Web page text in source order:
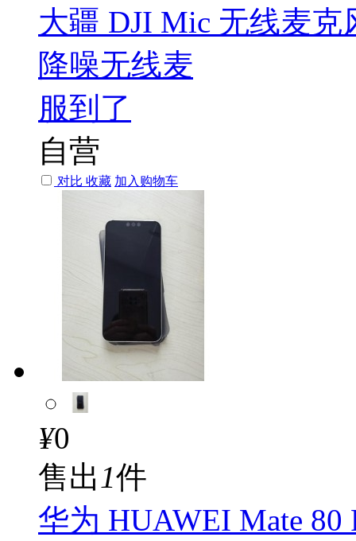
大疆 DJI Mic 无线麦克
降噪无线麦
服到了
自营
对比 收藏 加入购物车
¥0
售出1件
华为 HUAWEI Mate